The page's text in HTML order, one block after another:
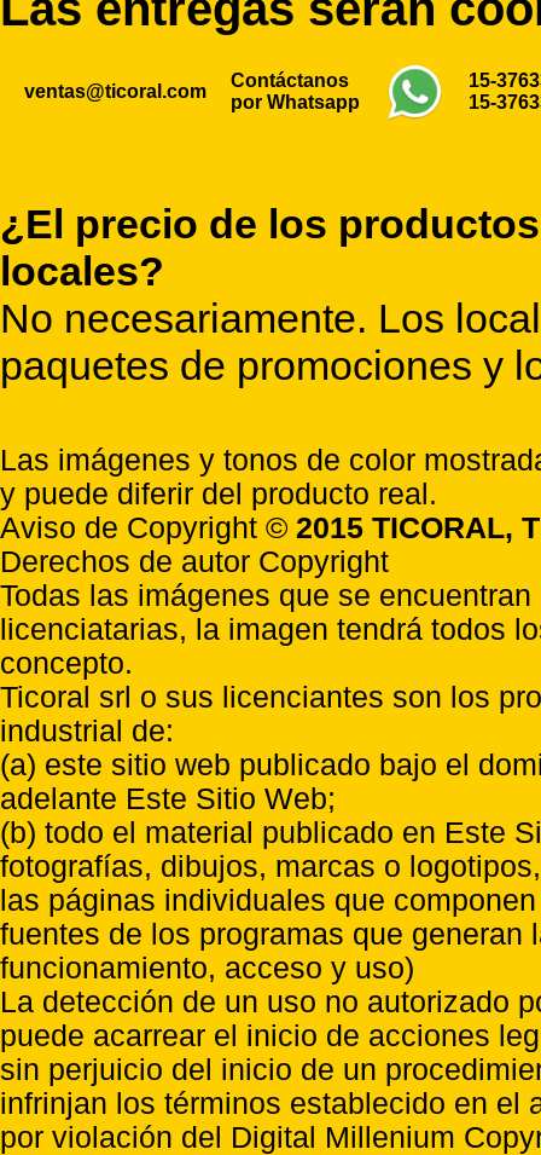
ventas@ticoral.com
Contáctanos
por Whatsapp
15-
15-
¿El precio de los
locales?
No necesariamente. Los
paquetes de promociones y
Las imágenes y tonos de color
y puede diferir del producto real.
Aviso de Copyright © 2015 TICORAL,
Derechos de autor Copyright
Todas las imágenes que se
licenciatarias, la imagen tendrá todos
concepto.
Ticoral srl o sus licenciantes son los
industrial de:
(a) este sitio web publicado bajo el
adelante Este Sitio Web;
(b) todo el material publicado en Este
fotografías, dibujos, marcas o
las páginas individuales que
fuentes de los programas que
funcionamiento, acceso y uso)
La detección de un uso no autorizado
puede acarrear el inicio de acciones
sin perjuicio del inicio de un
infrinjan los términos establecido en el
por violación del Digital Millenium